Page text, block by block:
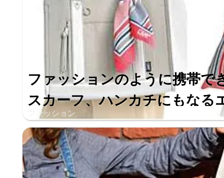
ファッションのように携帯で
スカーフ、ハンカチにもなる
ファッション